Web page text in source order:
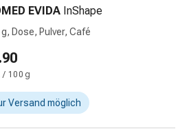
EVIDA InShape
Dose, Pulver, Café
/ 100 g
Versand möglich